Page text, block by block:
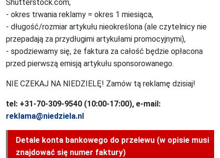
Shutterstock.com,
- okres trwania reklamy = okres 1 miesiąca,
- długość/rozmiar artykułu nieokreślona (ale czytelnicy nie
przepadają za przydługimi artykułami promocyjnymi),
- spodziewamy się, że faktura za całość będzie opłacona
przed pierwszą emisją artykułu sponsorowanego.
NIE CZEKAJ NA NIEDZIELĘ! Zamów tą reklamę dzisiaj!
tel: +31-70-309-9540 (10:00-17:00), e-mail:
reklama@niedziela.nl
Detale konta bankowego do przelewu (w opisie musi
znajdować się numer faktury)